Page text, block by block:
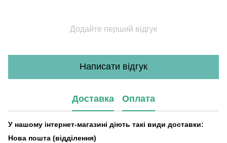
Додайте перший відгук
Написати відгук
Доставка Оплата
У нашому інтернет-магазині діють такі види доставки:
Нова пошта (відділення)